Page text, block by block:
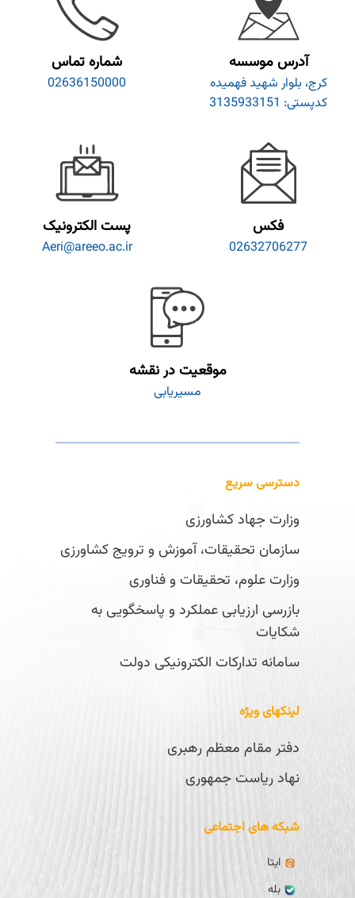
آدرس موسسه
کرج، بلوار شهید فهمیده
کدپستی: 3135933151
شماره تماس
02636150000
فکس
02632706277
پست الکترونیک
Aeri@areeo.ac.ir
موقعیت در نقشه
مسیریابی
دسترسی سریع
وزارت جهاد کشاورزی
سازمان تحقیقات، آموزش و ترویج کشاورزی
وزارت علوم، تحقیقات و فناوری
بازرسی ارزیابی عملکرد و پاسخگویی به
شکایات
سامانه تدارکات الکترونیکی دولت
لینکهای ویژه
دفتر مقام معظم رهبری
نهاد ریاست جمهوری
شبکه های اجتماعی
ایتا
بله